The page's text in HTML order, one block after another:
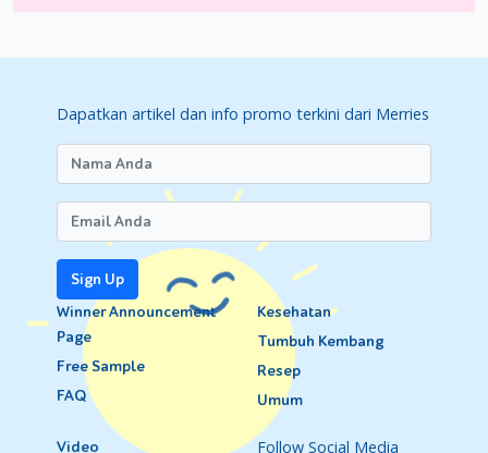
Dapatkan artikel dan info promo terkini dari Merries
Sign Up
Winner Announcement
Page
Free Sample
FAQ
Kesehatan
Tumbuh Kembang
Resep
Umum
Video
Follow Social Media